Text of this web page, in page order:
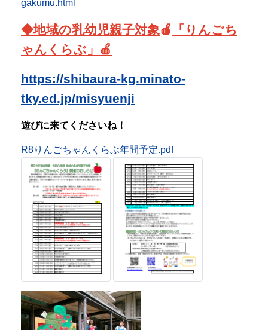
R8りんごちゃんくらぶ年間予定.pdf
◆地域の乳幼児親子対象の『体験保
育』のお申込みを随時受け付けていま
す。
『体験保育』は事前に園にご連絡をいただいた